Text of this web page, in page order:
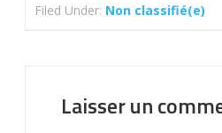
Filed Under: Non classifié(e)
Laisser un